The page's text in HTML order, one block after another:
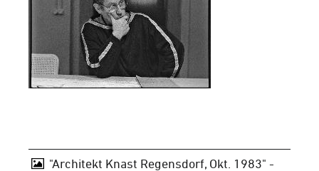
"Architekt Knast Regensdorf, Okt. 1983" -